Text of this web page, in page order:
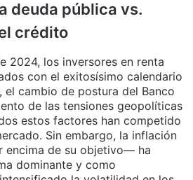
deuda pública vs.
crédito
2024, los inversores en renta
con el exitosísimo calendario
el cambio de postura del Banco
de las tensiones geopolíticas
estos factores han competido
Sin embargo, la inflación
encima de su objetivo— ha
dominante y como